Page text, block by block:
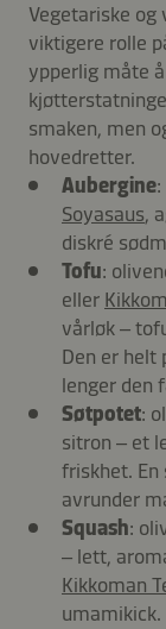
Vegetariske
viktigere rolle
ypperlig måte
smaken, men
hovedretter.
Aubergine
Soyasaus,
diskré
Tofu:
eller
vårløk –
Den er
lenger den
Søtpotet:
sitron – et
friskhet.
avrunder
Squash:
– lett,
Kikkoman
umamikick.